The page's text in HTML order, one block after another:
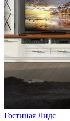
Гостиная Лидс